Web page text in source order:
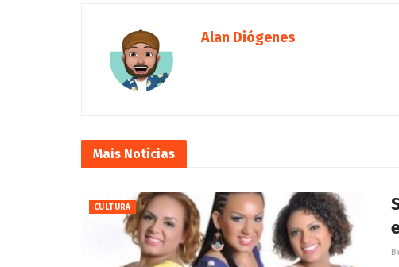
Alan Diógenes
Mais Notícias
CULTURA